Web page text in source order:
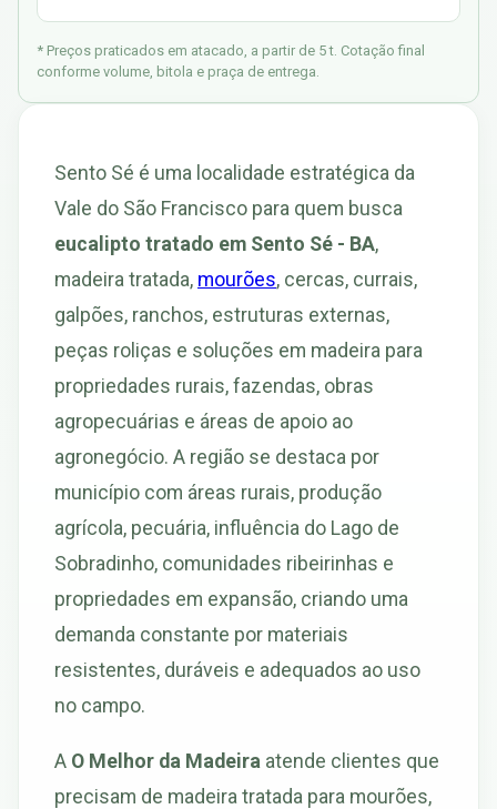
* Preços praticados em atacado, a partir de 5 t. Cotação final
conforme volume, bitola e praça de entrega.
Sento Sé é uma localidade estratégica da
Vale do São Francisco para quem busca
eucalipto tratado em Sento Sé - BA,
madeira tratada, mourões, cercas, currais,
galpões, ranchos, estruturas externas,
peças roliças e soluções em madeira para
propriedades rurais, fazendas, obras
agropecuárias e áreas de apoio ao
agronegócio. A região se destaca por
município com áreas rurais, produção
agrícola, pecuária, influência do Lago de
Sobradinho, comunidades ribeirinhas e
propriedades em expansão, criando uma
demanda constante por materiais
resistentes, duráveis e adequados ao uso
no campo.
A O Melhor da Madeira atende clientes que
precisam de madeira tratada para mourões,